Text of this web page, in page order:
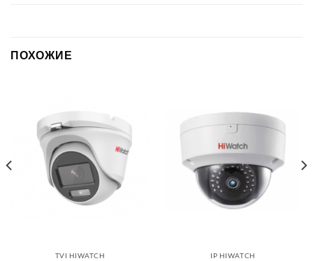
ПОХОЖИЕ
TVI HIWATCH IP HIWATCH